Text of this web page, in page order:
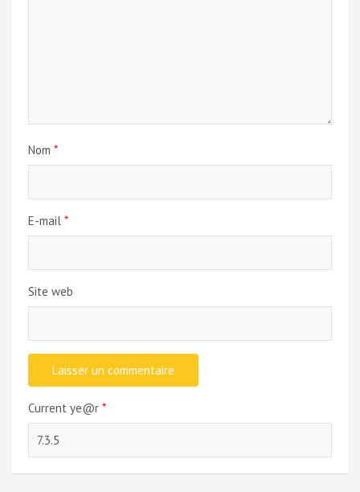
Nom *
E-mail *
Site web
Current ye@r *